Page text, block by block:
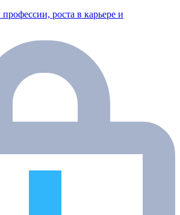
роста в карьере и